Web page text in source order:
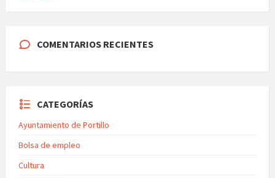
COMENTARIOS RECIENTES
CATEGORÍAS
Ayuntamiento de Portillo
Bolsa de empleo
Cultura